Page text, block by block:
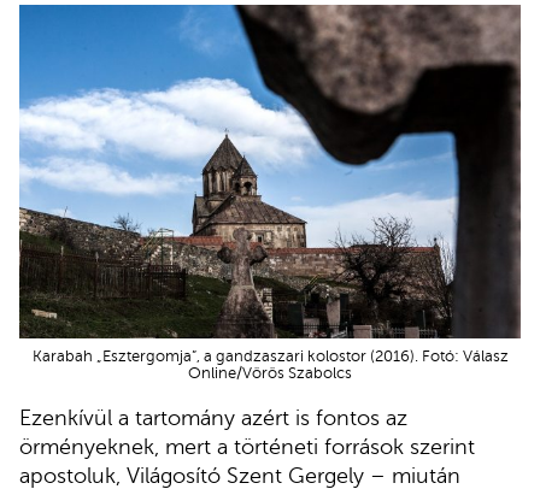
Karabah „Esztergomja”, a gandzaszari kolostor (2016). Fotó: Válasz
Online/Vörös Szabolcs
Ezenkívül a tartomány azért is fontos az
örményeknek, mert a történeti források szerint
apostoluk, Világosító Szent Gergely – miután